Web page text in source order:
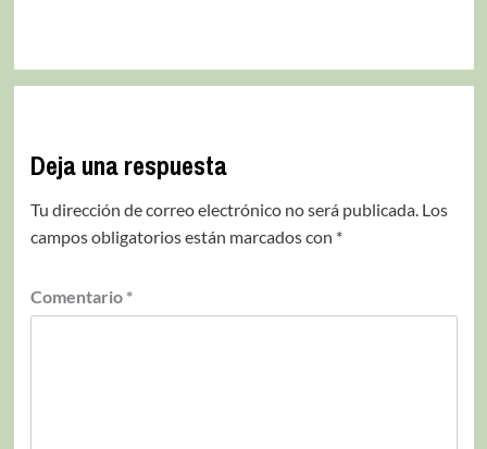
Deja una respuesta
Tu dirección de correo electrónico no será publicada. Los
campos obligatorios están marcados con *
Comentario *